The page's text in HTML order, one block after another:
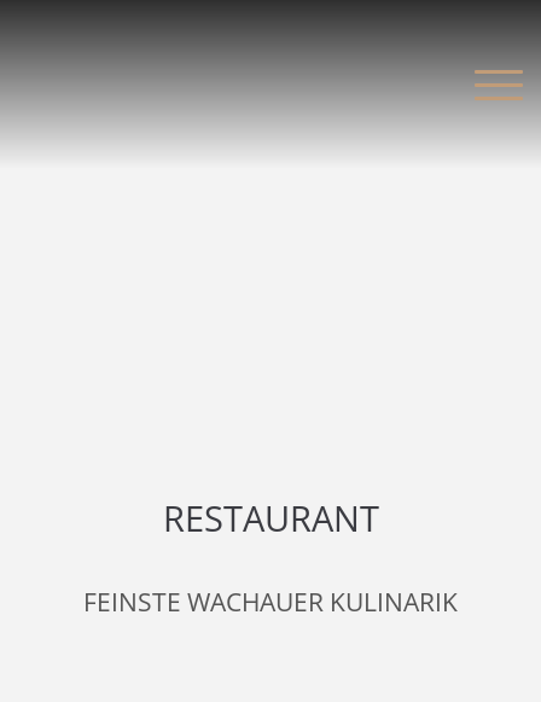
RESTAURANT
FEINSTE WACHAUER KULINARIK